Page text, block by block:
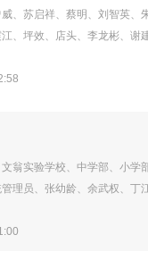
、苏启祥、蔡明、刘智英
、坪效、店头、李龙彬、谢
翁实验学校、中学部、小学
理员、张幼龄、余武权、丁